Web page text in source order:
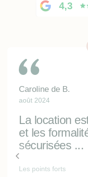
4,3
Caroline de B.
août 2024
La location
et les
sécurisées ...
Les points forts